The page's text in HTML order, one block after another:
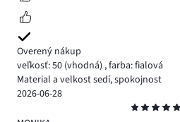
Overený nákup
veľkosť: 50 (vhodná) ,farba: fialová
Material a velkost sedí, spokojnost
2026-06-28